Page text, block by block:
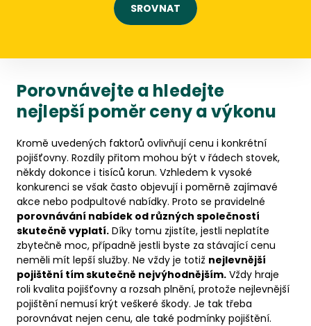
SROVNAT
Porovnávejte a hledejte
nejlepší poměr ceny a výkonu
Kromě uvedených faktorů ovlivňují cenu i konkrétní
pojišťovny. Rozdíly přitom mohou být v řádech stovek,
někdy dokonce i tisíců korun. Vzhledem k vysoké
konkurenci se však často objevují i poměrně zajímavé
akce nebo podpultové nabídky. Proto se pravidelné
porovnávání nabídek od různých společností
skutečně vyplatí. Díky tomu zjistíte, jestli neplatíte
zbytečně moc, případně jestli byste za stávající cenu
neměli mít lepší služby. Ne vždy je totiž nejlevnější
pojištění tím skutečně nejvýhodnějším. Vždy hraje
roli kvalita pojišťovny a rozsah plnění, protože nejlevnější
pojištění nemusí krýt veškeré škody. Je tak třeba
porovnávat nejen cenu, ale také podmínky pojištění.